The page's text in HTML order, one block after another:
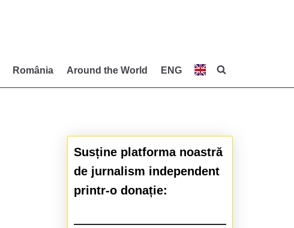
România Around the World ENG
Susține platforma noastră
de jurnalism independent
printr-o donație: